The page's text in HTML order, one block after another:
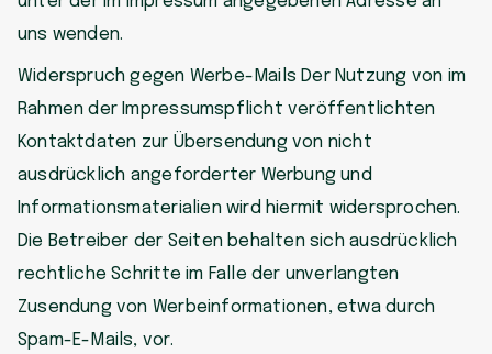
uns wenden.
Widerspruch gegen Werbe-Mails Der Nutzung von im
Rahmen der Impressumspflicht veröffentlichten
Kontaktdaten zur Übersendung von nicht
ausdrücklich angeforderter Werbung und
Informationsmaterialien wird hiermit widersprochen.
Die Betreiber der Seiten behalten sich ausdrücklich
rechtliche Schritte im Falle der unverlangten
Zusendung von Werbeinformationen, etwa durch
Spam-E-Mails, vor.